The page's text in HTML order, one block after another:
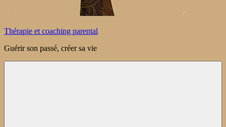
Thérapie et coaching parental
Guérir son passé, créer sa vie